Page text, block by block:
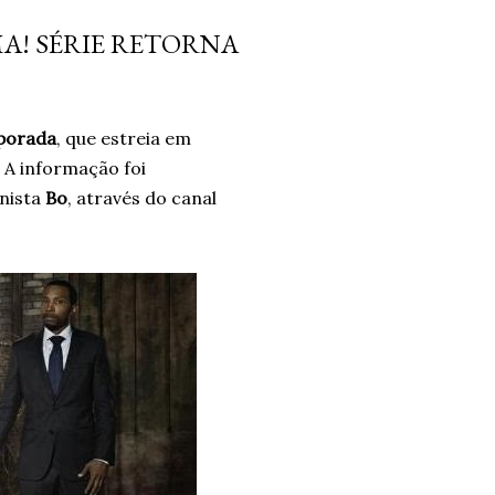
diferença. Era algo que
intuitiva, mas que ao
SÉRIE RETORNA
, que estreia em
A informação foi
Bo, através do canal